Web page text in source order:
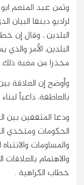
وثمن عبد المنعم
لراديو دبنقا
البلدين ، وقال إن
البلدين، الأمر
محذرا من مغبة ذلك.
وأوضح إن العلاقة
بالعاطفة، داعياً
ودعا المثقفين بين
الحكومات ومتخذي
والمساومات
والاهتمام
خطاب الكراهية .